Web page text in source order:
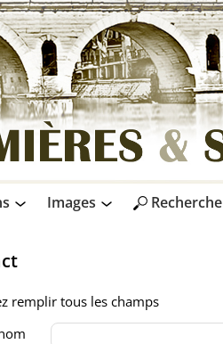
Images Recherche
remplir tous les champs